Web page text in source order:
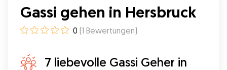
Gassi gehen in Hersbruck
0 (1 Bewertungen)
7 liebevolle Gassi Geher in